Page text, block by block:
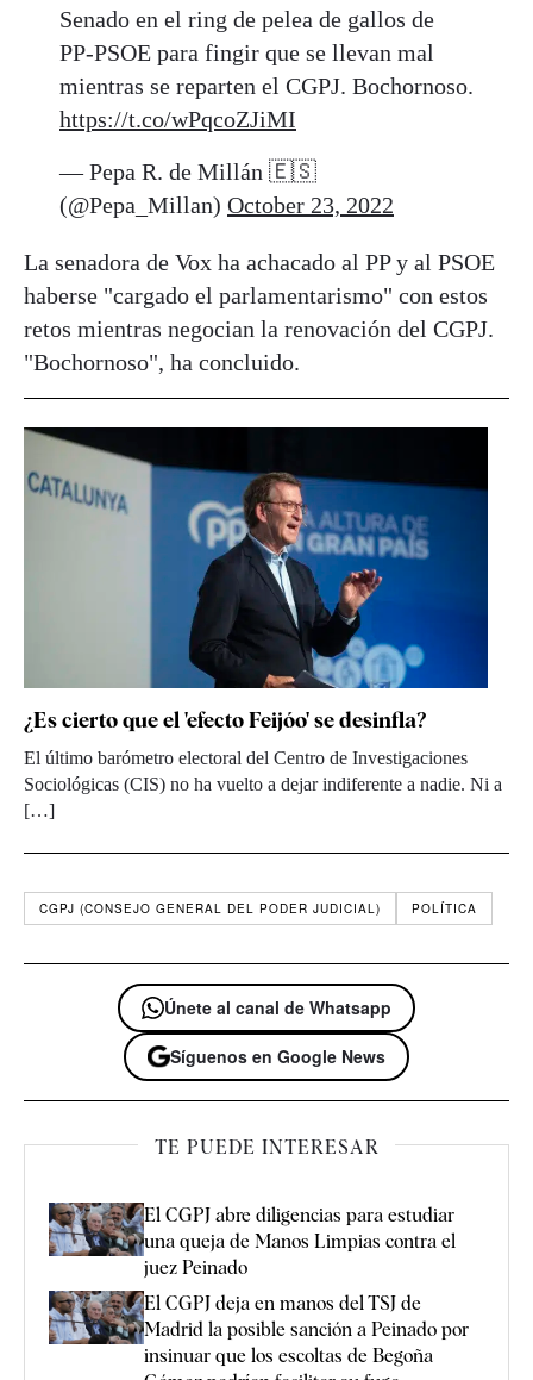
Senado en el ring de pelea de gallos de
PP-PSOE para fingir que se llevan mal
mientras se reparten el CGPJ. Bochornoso.
https://t.co/wPqcoZJiMI
— Pepa R. de Millán 🇪🇸
(@Pepa_Millan) October 23, 2022
La senadora de Vox ha achacado al PP y al PSOE
haberse "cargado el parlamentarismo" con estos
retos mientras negocian la renovación del CGPJ.
"Bochornoso", ha concluido.
¿Es cierto que el 'efecto Feijóo' se desinfla?
El último barómetro electoral del Centro de Investigaciones
Sociológicas (CIS) no ha vuelto a dejar indiferente a nadie. Ni a
[…]
CGPJ (CONSEJO GENERAL DEL PODER JUDICIAL) POLÍTICA
Únete al canal de Whatsapp
Síguenos en Google News
TE PUEDE INTERESAR
El CGPJ abre diligencias para estudiar
una queja de Manos Limpias contra el
juez Peinado
El CGPJ deja en manos del TSJ de
Madrid la posible sanción a Peinado por
insinuar que los escoltas de Begoña